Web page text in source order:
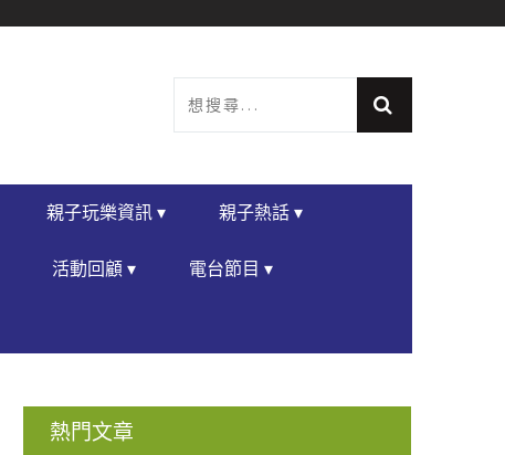
親子玩樂資訊 ▾ 親子熱話 ▾
活動回顧 ▾ 電台節目 ▾
熱門文章